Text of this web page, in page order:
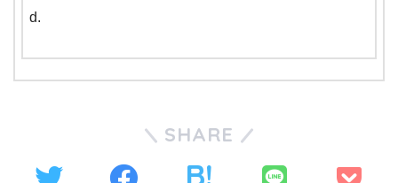
d.
SHARE